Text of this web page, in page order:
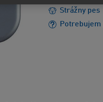
Strážny pes